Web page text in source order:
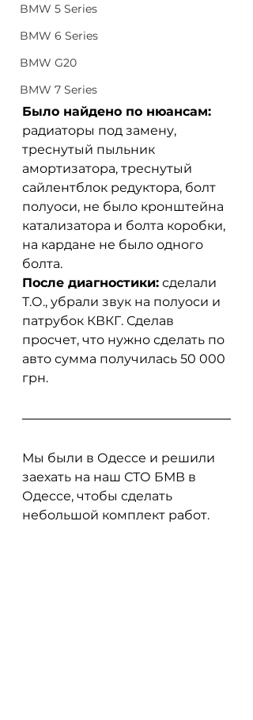
BMW 5 Series
BMW 6 Series
BMW G20
BMW 7 Series
Было найдено по нюансам:
радиаторы под замену,
треснутый пыльник
амортизатора, треснутый
сайлентблок редуктора, болт
полуоси, не было кронштейна
катализатора и болта коробки,
на кардане не было одного
болта.
После диагностики: сделали
Т.О., убрали звук на полуоси и
патрубок КВКГ. Сделав
просчет, что нужно сделать по
авто сумма получилась 50 000
грн.
Мы были в Одессе и решили
заехать на наш СТО БМВ в
Одессе, чтобы сделать
небольшой комплект работ.